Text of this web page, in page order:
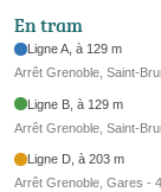
En tram
Ligne A, à 129 m
Arrêt Grenoble, Saint-
Ligne B, à 129 m
Arrêt Grenoble, Saint-
Ligne D, à 203 m
Arrêt Grenoble, Gares -